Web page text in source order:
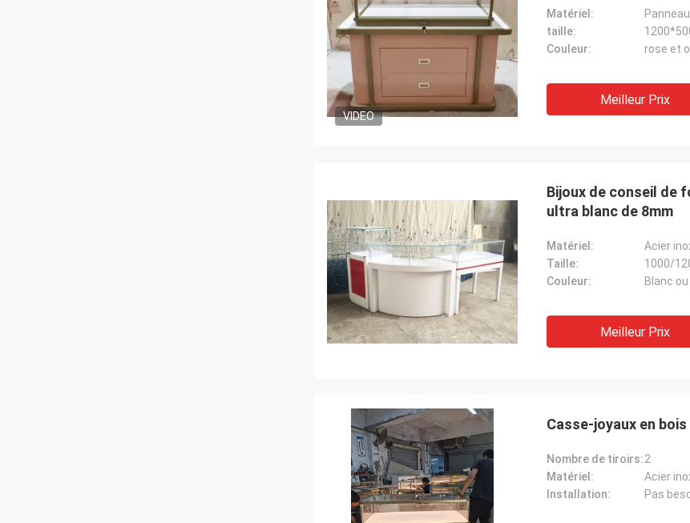
VIDEO
Matériel:
taille:
Couleur:
rose et
Meilleur Prix
Bijoux de conseil de
ultra blanc de 8mm
Matériel:
Acier
Taille:
1000/
Couleur:
Blanc
Meilleur Prix
Casse-joyaux en
Nombre de tiroirs:2
Matériel:
Acier
Installation:
Pas